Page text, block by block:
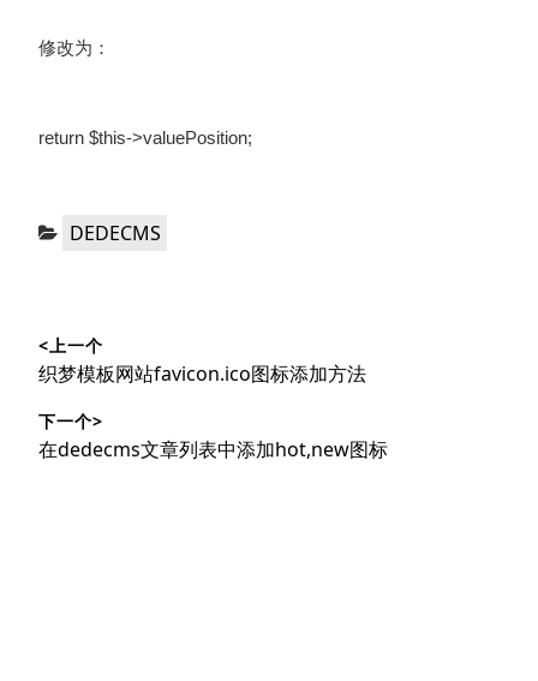
修改为：
return $this->valuePosition;
分
DEDECMS
章
导
航
<上一个
上
文
章：
织梦模板网站favicon.ico图标添加方法
下一个>
下
在dedecms文章列表中添加hot,new图标